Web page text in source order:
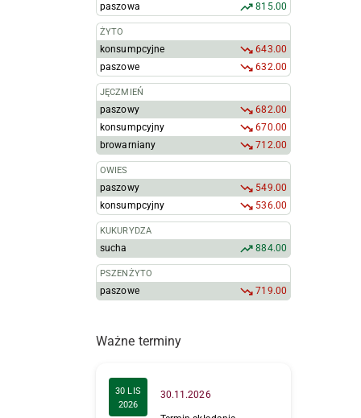
paszowa
815.00
ŻYTO
konsumpcyjne
643.00
paszowe
632.00
JĘCZMIEŃ
paszowy
682.00
konsumpcyjny
670.00
browarniany
712.00
OWIES
paszowy
549.00
konsumpcyjny
536.00
KUKURYDZA
sucha 884.00
PSZENŻYTO
paszowe 719.00
Ważne terminy
30 LIS
2026
30.11.2026